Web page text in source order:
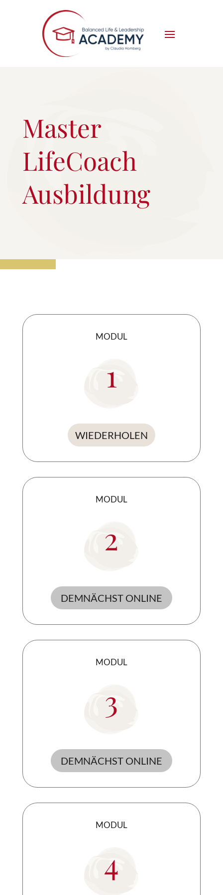
Master
LifeCoach
Ausbildung
MODUL
1
WIEDERHOLEN
MODUL
2
DEMNÄCHST ONLINE
MODUL
3
DEMNÄCHST ONLINE
MODUL
4